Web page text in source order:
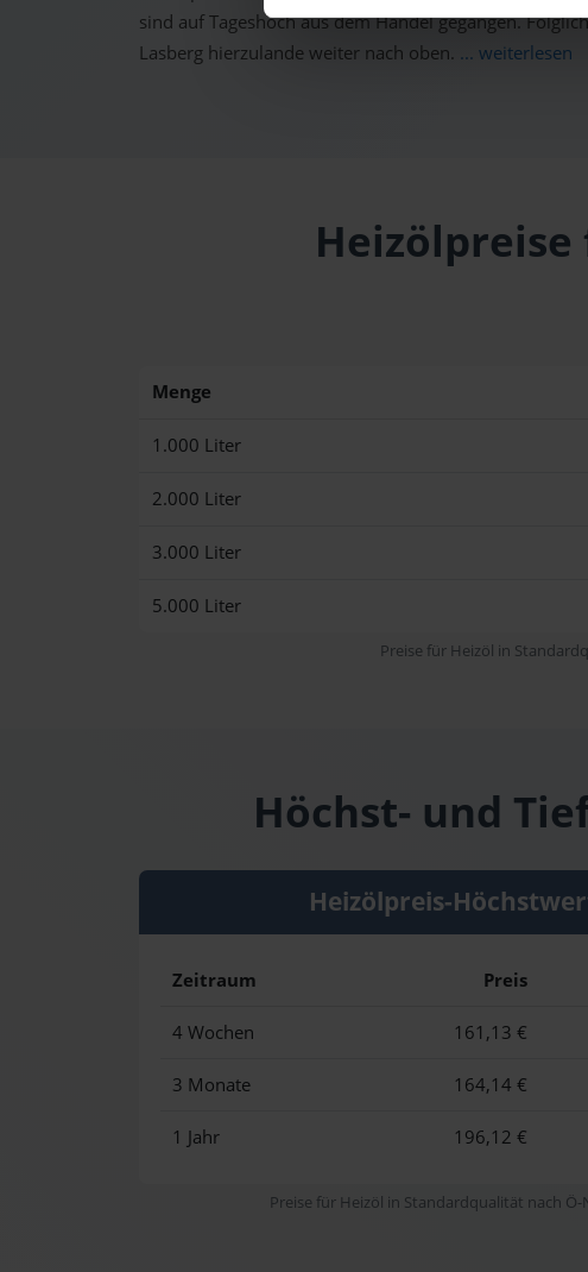
sind auf Tageshoch aus dem Handel gegangen.
Lasberg hierzulande weiter nach oben. ... weiterlesen
Menge
1.000 Liter
2.000 Liter
3.000 Liter
5.000 Liter
Preise für Heizöl in
Höchst- und
Heizölpreis-
Zeitraum Preis
4 Wochen 161,13 €
3 Monate 164,14 €
1 Jahr 196,12 €
Preise für Heizöl in Standardqualität nach